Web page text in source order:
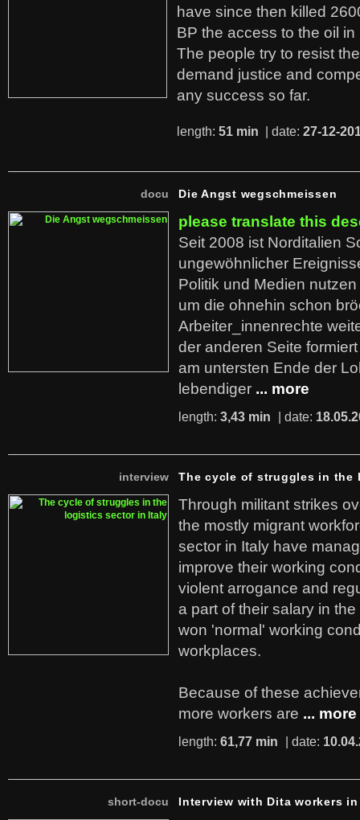
have since then killed
BP the access to the oil in
The people try to resist
demand justice and
any success so far.
length: 51 min | date: 27-12-
docu Die Angst wegschmeissen
please translate this
Seit 2008 ist Norditalien
ungewöhnlicher
Politik und Medien
um die ohnehin schon
Arbeiter_innenrechte
der anderen Seite
am untersten Ende der
lebendiger ... more
length: 3,43 min | date:
interview The cycle of struggles in
Through militant strikes
the mostly migrant
sector in Italy have
improve their working
violent arrogance and
a part of their salary in
won 'normal' working
workplaces.
Because of these
more workers are ... more
length: 61,77 min | date:
short-docu Interview with Dita workers in